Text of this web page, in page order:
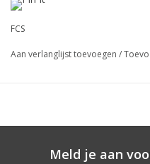
and twin fin boards.
FCS
Aan verlanglijst toevoegen /
Meld je aan